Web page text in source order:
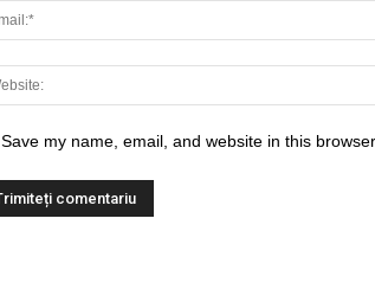
Save my name, email, and website in this